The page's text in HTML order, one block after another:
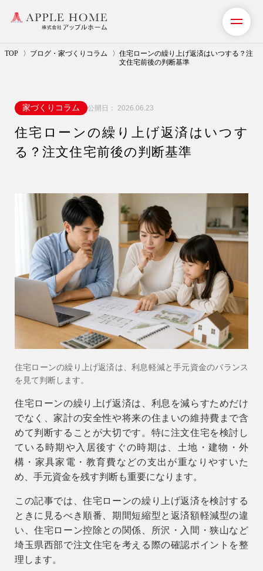
TOP ブログ・家づくりコラム
住宅ローンの繰り上げ返済はいつする？注
文住宅前後の判断基準
家づくりコラム 公開日： 2026.06.23
住宅ローンの繰り上げ返済はいつす
る？注文住宅前後の判断基準
住宅ローンの繰り上げ返済は、利息軽減と手元資金のバランス
を見て判断します。
住宅ローンの繰り上げ返済は、利息を減らすためだけ
でなく、家計の安全性や将来の住まいの維持費まで含
めて判断することが大切です。特に注文住宅を検討し
ている時期や入居後すぐの時期は、土地・建物・外
構・家具家電・教育費などの支出が重なりやすいた
め、手元資金を残す判断も重要になります。
この記事では、住宅ローンの繰り上げ返済 を検討する
ときに見るべき順番、期間短縮型と返済額軽減型の違
い、住宅ローン控除との関係、所沢・入間・狭山など
埼玉県西部で注文住宅を考える際の確認ポイントを整
理します。
事業紹介（注文住宅）
リフォーム・リノベーション
土地探しサポート
ショールーム・モデルハウス
施工事例・お客様の声
会社情報
会社概要
スタッフ紹介
ブログ・家づくりコラム
イベント
営業時間 9時〜18時